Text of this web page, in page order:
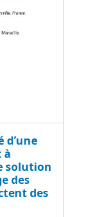
d’une
à
solution
des
des